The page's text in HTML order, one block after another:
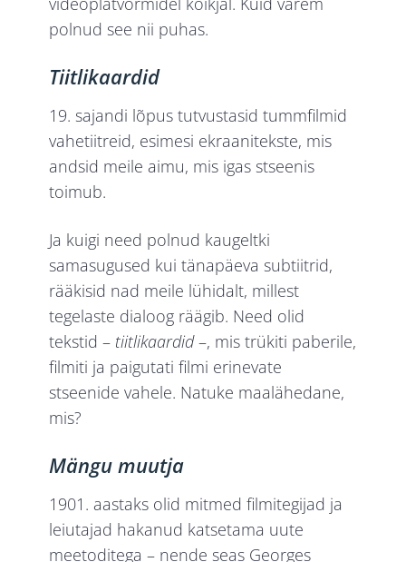
polnud see nii puhas.
Tiitlikaardid
19. sajandi lõpus tutvustasid tummfilmid
vahetiitreid, esimesi ekraanitekste, mis
andsid meile aimu, mis igas stseenis
toimub.
Ja kuigi need polnud kaugeltki
samasugused kui tänapäeva subtiitrid,
rääkisid nad meile lühidalt, millest
tegelaste dialoog räägib. Need olid
tekstid – tiitlikaardid–, mis trükiti paberile,
filmiti ja paigutati filmi erinevate
stseenide vahele. Natuke maalähedane,
mis?
Mängu muutja
1901. aastaks olid mitmed filmitegijad ja
leiutajad hakanud katsetama uute
meetoditega – nende seas Georges